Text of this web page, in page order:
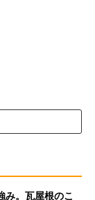
み。瓦屋根のこ